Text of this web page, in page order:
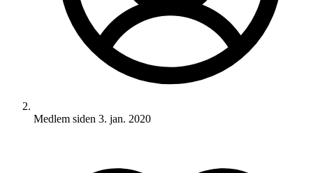
Medlem siden 3. jan. 2020